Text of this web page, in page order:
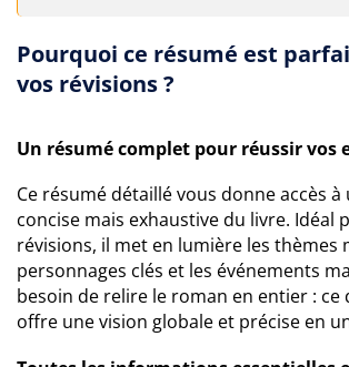
Pourquoi ce résumé est
vos révisions ?
Un résumé complet pour réussir vos
Ce résumé détaillé vous donne accès à
concise mais exhaustive du livre. Idéal
révisions, il met en lumière les thèmes
personnages clés et les événements
besoin de relire le roman en entier : ce
offre une vision globale et précise en